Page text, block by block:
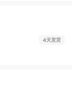
4天发货